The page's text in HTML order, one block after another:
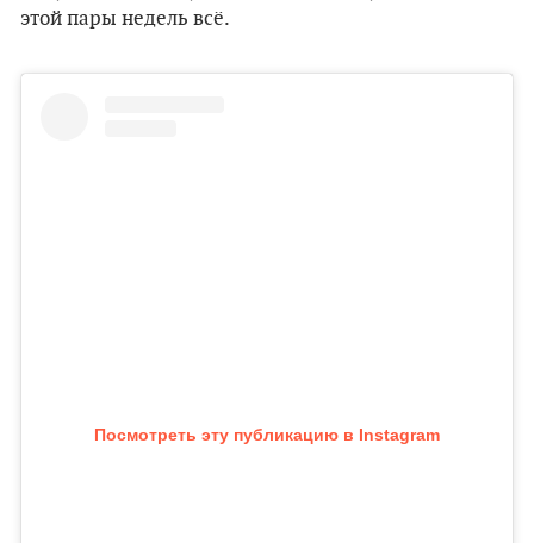
этой пары недель всё.
Посмотреть эту публикацию в Instagram